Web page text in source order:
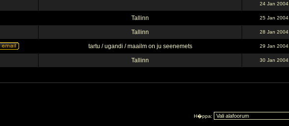
24 Jan 2004
Tallinn 25 Jan 2004
Tallinn 28 Jan 2004
tartu / ugandi / maailm on ju seenemets 29 Jan 2004
Tallinn 30 Jan 2004
H�ppa: